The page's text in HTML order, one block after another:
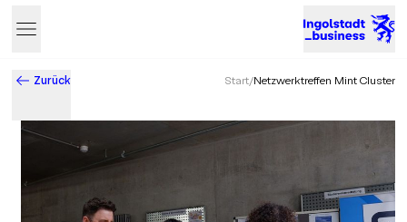
Zurück Start/Netzwerktreffen Mint Cluster
Business & Innovation in Ingolstadt – Der Standort mit